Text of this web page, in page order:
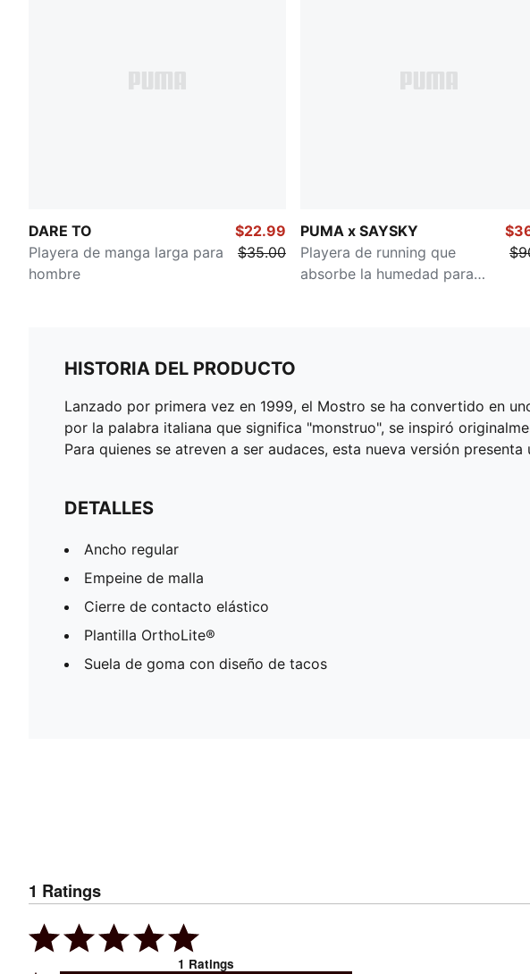
DARE TO
Playera de manga larga para
hombre
$22.99
$35.00
PUMA x SAYSKY
Playera de running que
absorbe la humedad para
HISTORIA DEL PRODUCTO
Lanzado por primera vez en 1999, el Mostro se ha convertido en
por la palabra italiana que significa "monstruo", se inspiró
Para quienes se atreven a ser audaces, esta nueva versión
DETALLES
Ancho regular
Empeine de malla
Cierre de contacto elástico
Plantilla OrthoLite®
Suela de goma con diseño de tacos
1 Ratings
1 Ratings